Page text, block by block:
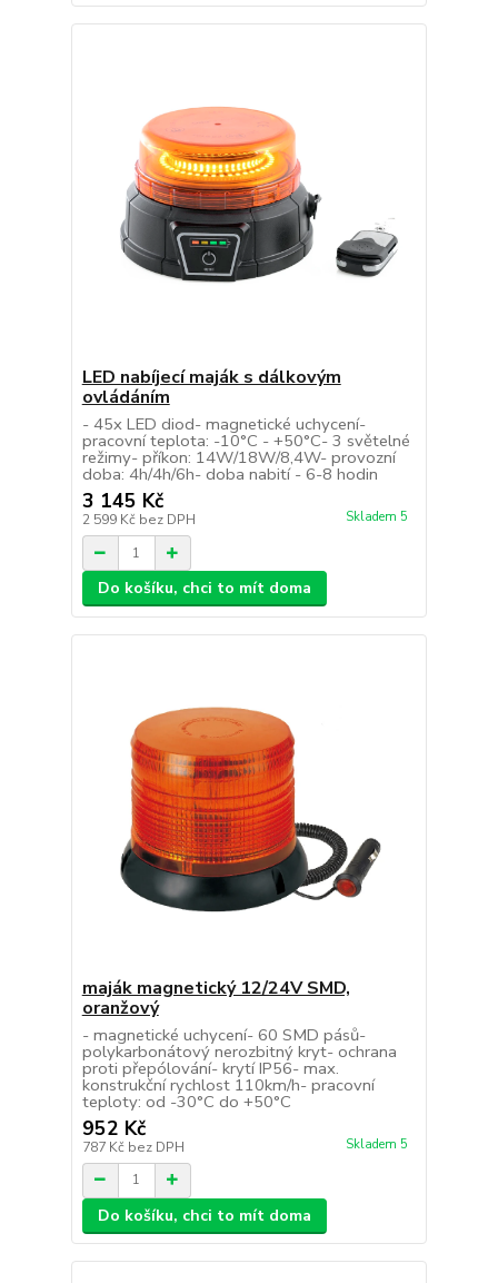
LED nabíjecí maják s dálkovým
ovládáním
- 45x LED diod- magnetické uchycení-
pracovní teplota: -10°C - +50°C- 3 světelné
režimy- příkon: 14W/18W/8,4W- provozní
doba: 4h/4h/6h- doba nabití - 6-8 hodin
3 145 Kč
2 599 Kč bez DPH Skladem 5
Do košíku, chci to mít doma
maják magnetický 12/24V SMD,
oranžový
- magnetické uchycení- 60 SMD pásů-
polykarbonátový nerozbitný kryt- ochrana
proti přepólování- krytí IP56- max.
konstrukční rychlost 110km/h- pracovní
teploty: od -30°C do +50°C
952 Kč
787 Kč bez DPH Skladem 5
Do košíku, chci to mít doma